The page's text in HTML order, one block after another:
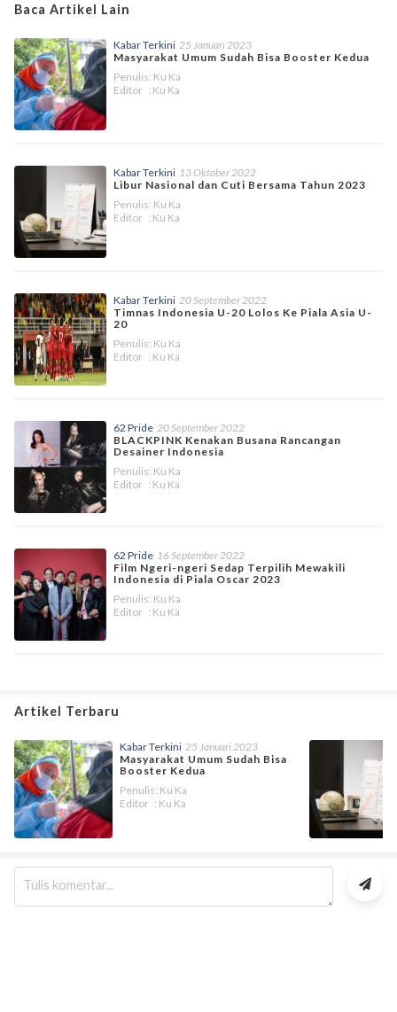
Baca Artikel Lain
Kabar Terkini 25 Januari 2023
Masyarakat Umum Sudah Bisa Booster Kedua
Penulis: Ku Ka
Editor : Ku Ka
Kabar Terkini 13 Oktober 2022
Libur Nasional dan Cuti Bersama Tahun 2023
Penulis: Ku Ka
Editor : Ku Ka
Kabar Terkini 20 September 2022
Timnas Indonesia U-20 Lolos Ke Piala Asia U-
20
Penulis: Ku Ka
Editor : Ku Ka
62 Pride 20 September 2022
BLACKPINK Kenakan Busana Rancangan
Desainer Indonesia
Penulis: Ku Ka
Editor : Ku Ka
62 Pride 16 September 2022
Film Ngeri-ngeri Sedap Terpilih Mewakili
Indonesia di Piala Oscar 2023
Penulis: Ku Ka
Editor : Ku Ka
Artikel Terbaru
Kabar Terkini 25 Januari 2023
Masyarakat Umum Sudah Bisa
Booster Kedua
Penulis: Ku Ka
Editor : Ku Ka